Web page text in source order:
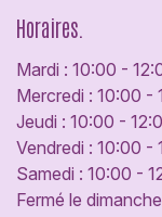
Horaires.
Mardi : 10:00 -
Mercredi : 10:00 -
Jeudi : 10:00 -
Vendredi : 10:00 -
Samedi : 10:00 -
Fermé le